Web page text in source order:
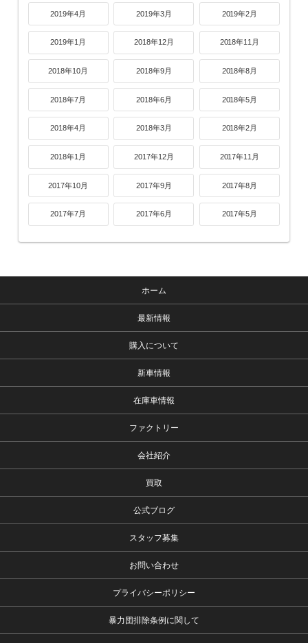
2019年4月 2019年3月 2019年2月
2019年1月 2018年12月 2018年11月
2018年10月 2018年9月 2018年8月
2018年7月 2018年6月 2018年5月
2018年4月 2018年3月 2018年2月
2018年1月 2017年12月 2017年11月
2017年10月 2017年9月 2017年8月
2017年7月 2017年6月 2017年5月
ホーム
最新情報
購入について
新車情報
在庫車情報
ファクトリー
会社紹介
買取
公式ブログ
スタッフ募集
お問い合わせ
プライバシーポリシー
暴力団排除条例に関して